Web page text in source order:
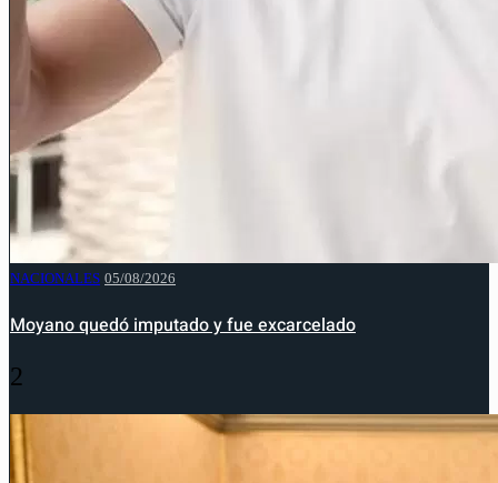
NACIONALES 05/08/2026
Moyano quedó imputado y fue excarcelado
2